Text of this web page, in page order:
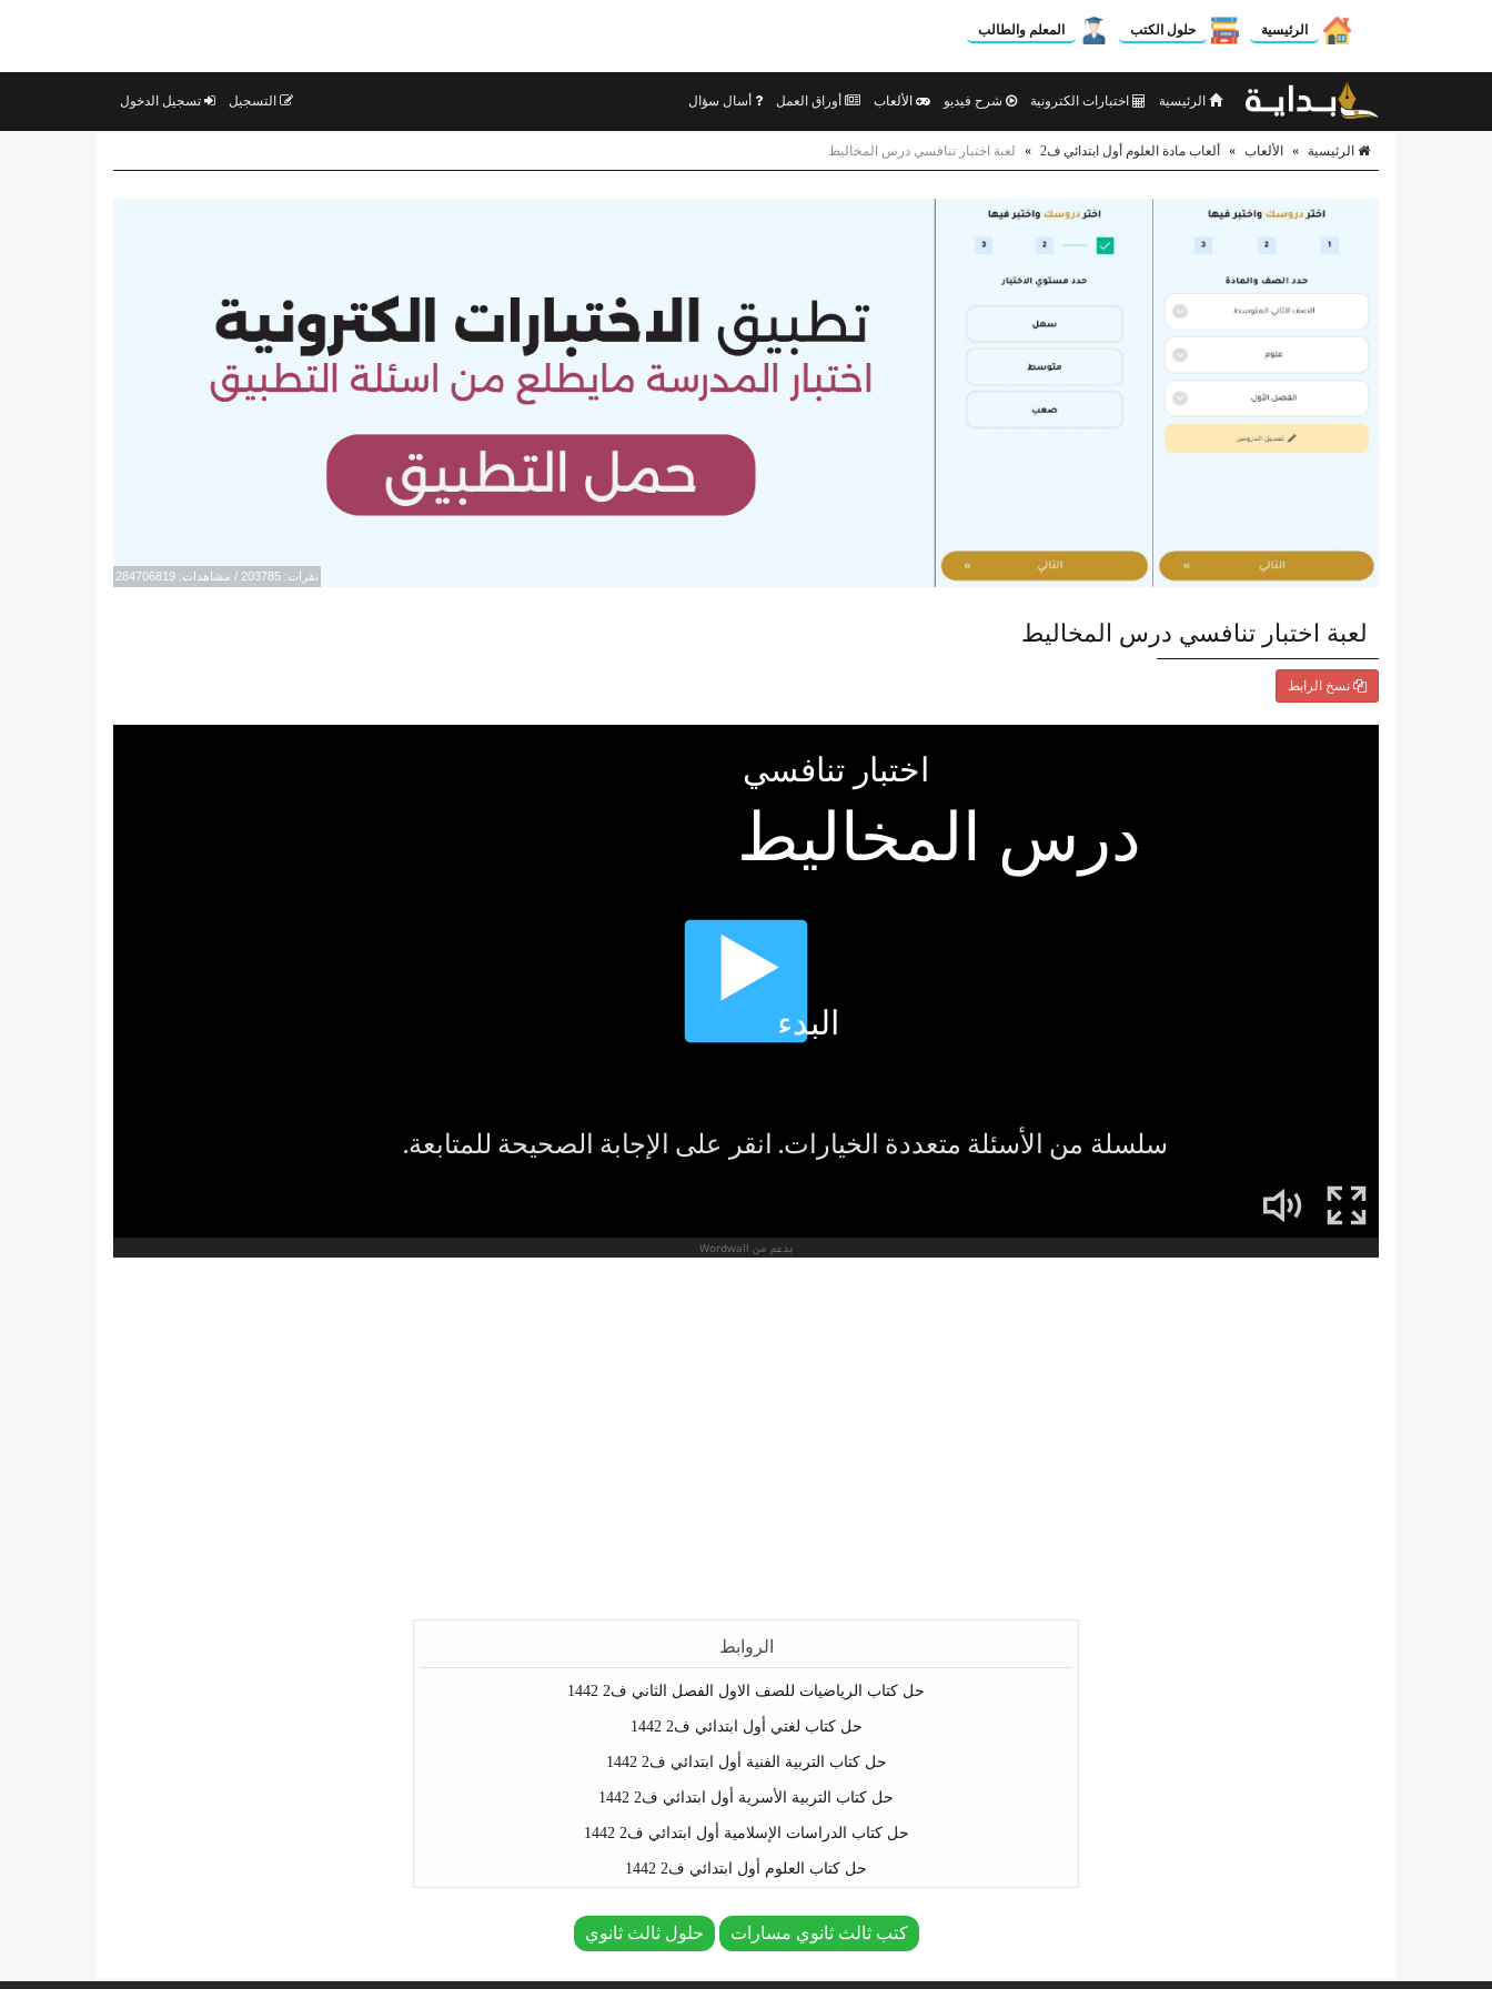
الرئيسية حلول الكتب المعلم والطالب
الرئيسية اختبارات الكترونية شرح فيديو الألعاب أوراق العمل أسال سؤال التسجيل تسجيل الدخول
الرئيسية » الألعاب » ألعاب مادة العلوم أول ابتدائي ف2 » لعبة اختبار تنافسي درس المخاليط
نقرات: 203785 / مشاهدات: 284706819
لعبة اختبار تنافسي درس المخاليط
نسخ الرابط
الروابط
حل كتاب الرياضيات للصف الاول الفصل الثاني ف2 1442
حل كتاب لغتي أول ابتدائي ف2 1442
حل كتاب التربية الفنية أول ابتدائي ف2 1442
حل كتاب التربية الأسرية أول ابتدائي ف2 1442
حل كتاب الدراسات الإسلامية أول ابتدائي ف2 1442
حل كتاب العلوم أول ابتدائي ف2 1442
كتب ثالث ثانوي مسارات حلول ثالث ثانوي